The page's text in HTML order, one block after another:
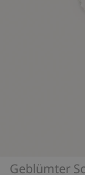
Geblümter